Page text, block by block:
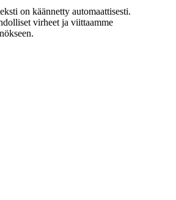
on käännetty automaattisesti.
virheet ja viittaamme